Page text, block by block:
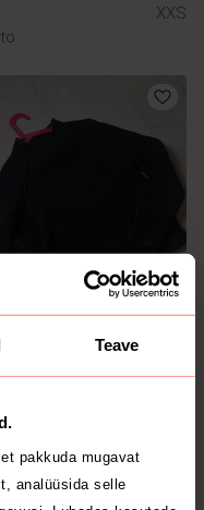
Teave
pakkuda mugavat
analüüsida selle
XXS
XXS